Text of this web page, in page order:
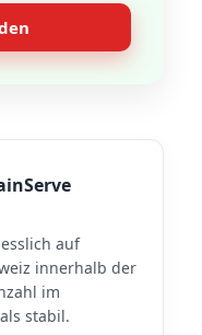
auf
innerhalb der
im
stabil.